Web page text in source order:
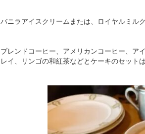
バニラアイスクリームまたは、ロイヤルミル
ブレンドコーヒー、アメリカンコーヒー、ア
レイ、リンゴの和紅茶などとケーキのセット